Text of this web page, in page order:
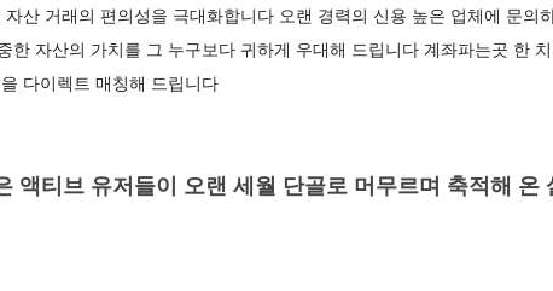
산 거래의 편의성을 극대화합니다 오랜 경력의 신용 높은 업체에 문의
한 자산의 가치를 그 누구보다 귀하게 우대해 드립니다 계좌파는곳 한
다이렉트 매칭해 드립니다
액티브 유저들이 오랜 세월 단골로 머무르며 축적해 온